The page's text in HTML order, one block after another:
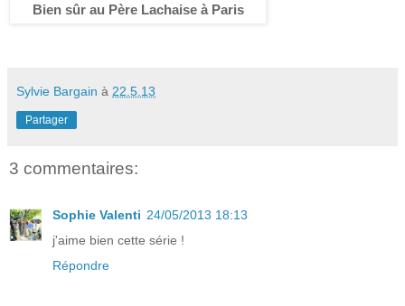
Bien sûr au Père Lachaise à Paris
Sylvie Bargain à 22.5.13
Partager
3 commentaires:
Sophie Valenti 24/05/2013 18:13
j'aime bien cette série !
Répondre